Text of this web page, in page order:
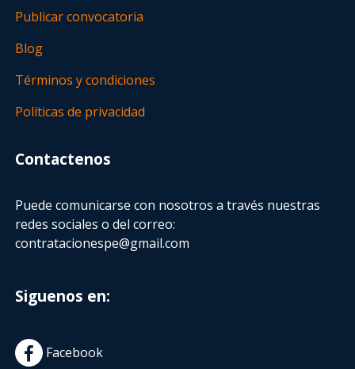
Publicar convocatoria
Blog
Términos y condiciones
Políticas de privacidad
Contactenos
Puede comunicarse con nosotros a través nuestras
redes sociales o del correo:
contratacionespe@gmail.com
Siguenos en:
Facebook